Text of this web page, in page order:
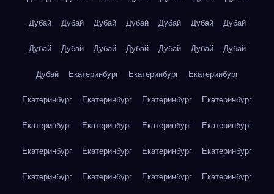
Дубай Дубай Дубай Дубай Дубай Дубай Дубай
Дубай Дубай Дубай Дубай Дубай Дубай Дубай
Дубай Екатеринбург Екатеринбург Екатеринбург
Екатеринбург Екатеринбург Екатеринбург Екатеринбург
Екатеринбург Екатеринбург Екатеринбург Екатеринбург
Екатеринбург Екатеринбург Екатеринбург Екатеринбург
Екатеринбург Екатеринбург Екатеринбург Екатеринбург